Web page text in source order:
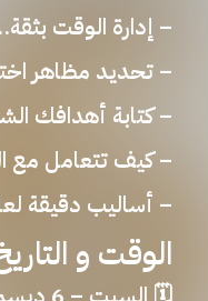
– إدارة الوقت
– تحديد مظاهر
– كتابة أهدافك
– كيف تتعامل مع
– أساليب دقيقة
الوقت و